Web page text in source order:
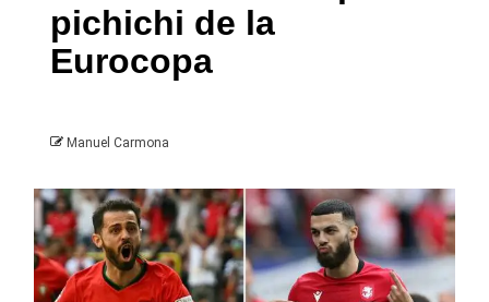
pichichi de la
Eurocopa
Manuel Carmona